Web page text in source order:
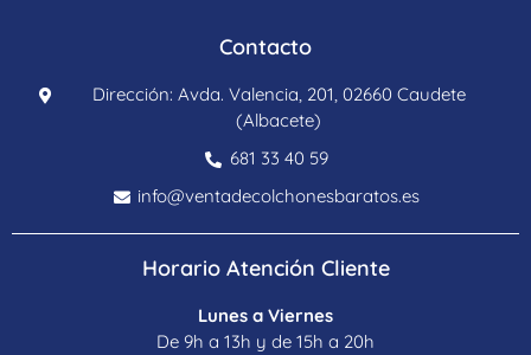
Contacto
Dirección: Avda. Valencia, 201, 02660 Caudete
(Albacete)
681 33 40 59
info@ventadecolchonesbaratos.es
Horario Atención Cliente
Lunes a Viernes
De 9h a 13h y de 15h a 20h